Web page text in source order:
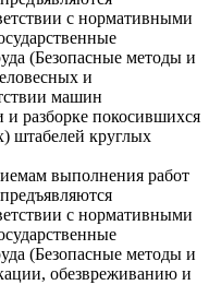
с нормативными
(Безопасные методы и
и
машин
и разборке покосившихся
штабелей круглых
выполнения работ
с нормативными
(Безопасные методы и
обезвреживанию и